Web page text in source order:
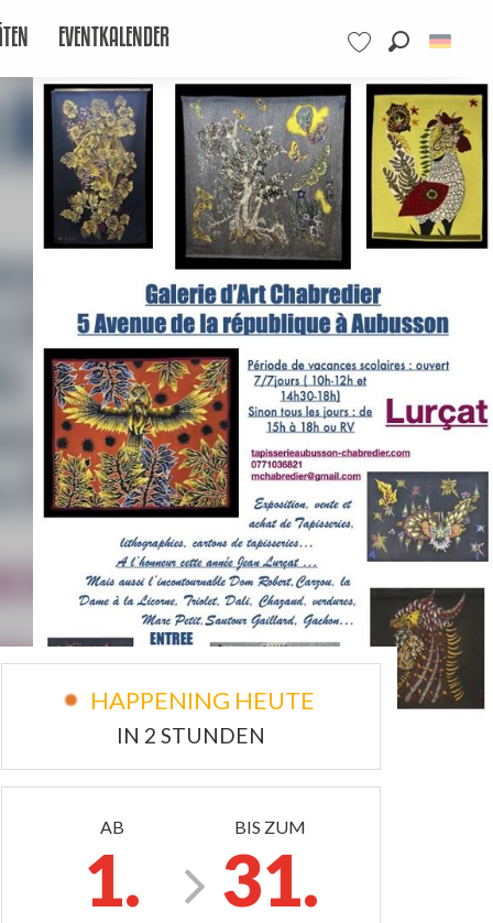
Voir les favoris
EVENTKALENDER
HAPPENING HEUTE
IN 2 STUNDEN
AB
1.
BIS ZUM
31.